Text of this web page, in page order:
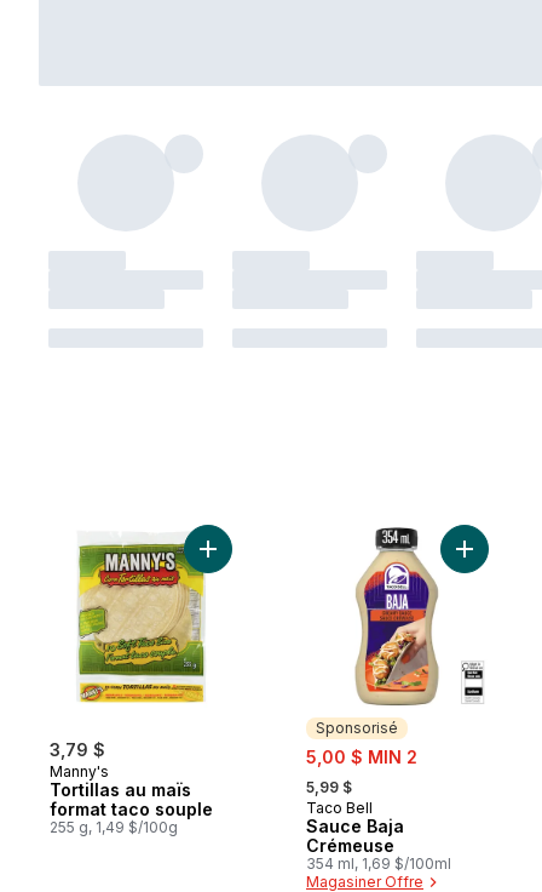
3,79 $
Manny's
Tortillas au maïs
format taco souple
255 g, 1,49 $/100g
Ajouter Tortillas au maïs format taco
Sponsorisé
sale:
5,00 $ MIN 2
, formerly:
5,99 $
Sponsorisé
Taco Bell
Sauce Baja
Crémeuse
354 ml, 1,69 $/100ml
Magasiner Offre
Ajouter